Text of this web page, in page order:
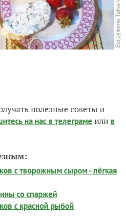
полезные советы и
на нас в телеграме или в
с творожным сыром - лёгкая
со спаржей
с красной рыбой